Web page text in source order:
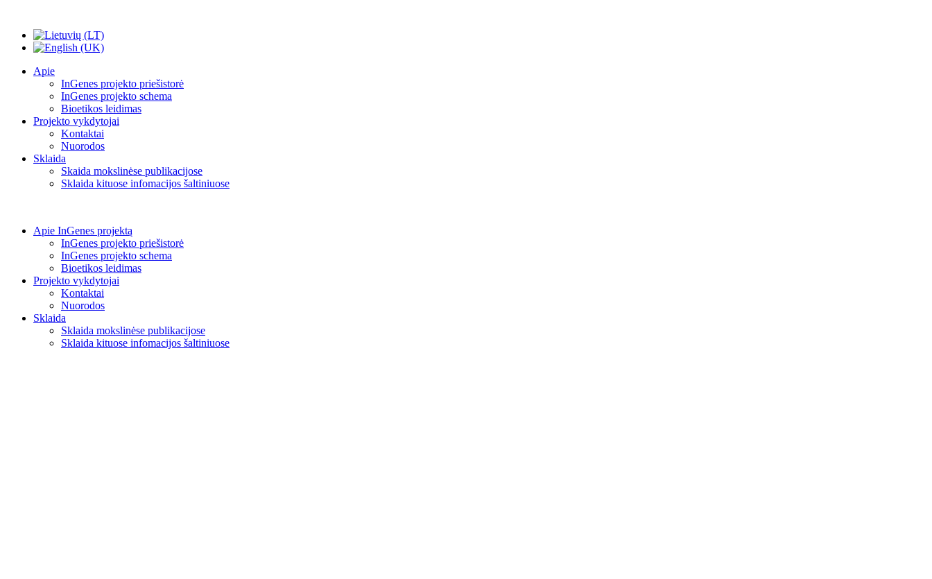
Apie
InGenes projekto priešistorė
InGenes projekto schema
Bioetikos leidimas
Projekto vykdytojai
Kontaktai
Nuorodos
Sklaida
Skaida mokslinėse publikacijose
Sklaida kituose infomacijos šaltiniuose
Apie InGenes projektą
InGenes projekto priešistorė
InGenes projekto schema
Bioetikos leidimas
Projekto vykdytojai
Kontaktai
Nuorodos
Sklaida
Sklaida mokslinėse publikacijose
Sklaida kituose infomacijos šaltiniuose